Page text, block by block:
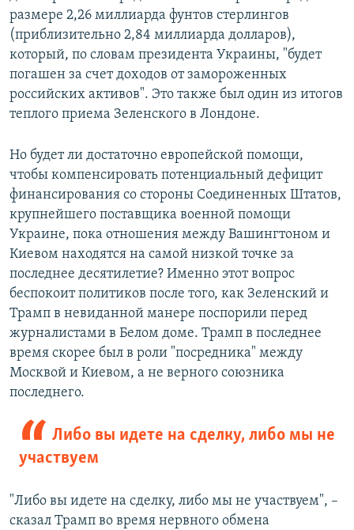
размере 2,26 миллиарда фунтов стерлингов
(приблизительно 2,84 миллиарда долларов),
который, по словам президента Украины, "будет
погашен за счет доходов от замороженных
российских активов". Это также был один из итогов
теплого приема Зеленского в Лондоне.
Но будет ли достаточно европейской помощи,
чтобы компенсировать потенциальный дефицит
финансирования со стороны Соединенных Штатов,
крупнейшего поставщика военной помощи
Украине, пока отношения между Вашингтоном и
Киевом находятся на самой низкой точке за
последнее десятилетие? Именно этот вопрос
беспокоит политиков после того, как Зеленский и
Трамп в невиданной манере поспорили перед
журналистами в Белом доме. Трамп в последнее
время скорее был в роли "посредника" между
Москвой и Киевом, а не верного союзника
последнего.
Либо вы идете на сделку, либо мы не
участвуем
"Либо вы идете на сделку, либо мы не участвуем", –
сказал Трамп во время нервного обмена